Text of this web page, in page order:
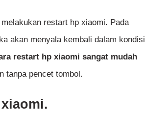
restart hp xiaomi. Pada
akan menyala kembali dalam kondisi
restart hp xiaomi sangat mudah
tanpa pencet tombol.